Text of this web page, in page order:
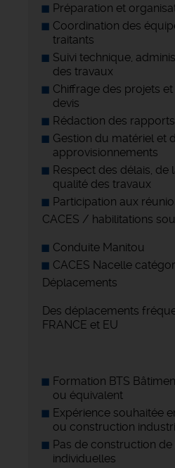
Préparation et
Coordination des
traitants
Suivi technique,
des travaux
Chiffrage des projets
devis
Rédaction des
Gestion du matériel et
approvisionnements
Respect des délais, de
qualité des travaux
Participation aux
CACES / habilitations
Conduite Manitou
CACES Nacelle
Déplacements
Des déplacements
FRANCE et EU
Formation BTS
ou équivalent
Expérience souhaitée
ou construction
Pas de construction de
individuelles